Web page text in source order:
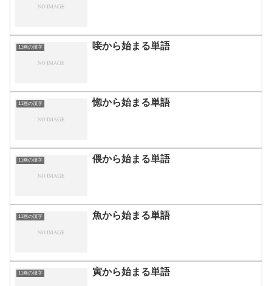
11画の漢字 唼から始まる単語
11画の漢字 惚から始まる単語
11画の漢字 偎から始まる単語
11画の漢字 魚から始まる単語
11画の漢字 寅から始まる単語